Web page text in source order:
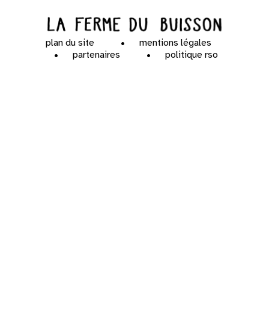
plan du site
mentions légales
partenaires
politique rso